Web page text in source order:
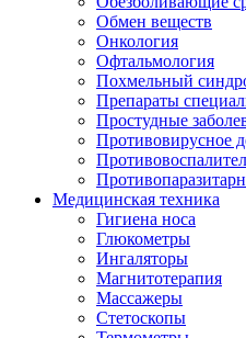
Обмен веществ
Онкология
Офтальмология
Похмельный
Препараты
Простудные
Противовирусное
Медицинская техника
Гигиена носа
Глюкометры
Ингаляторы
Магнитотерапия
Массажеры
Стетоскопы